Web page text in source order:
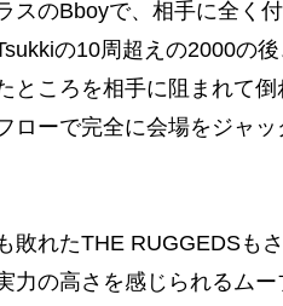
スのBboyで、相手に全く
の10周超えの2000の
ところを相手に阻まれて
ローで完全に会場をジャ
敗れたTHE RUGGEDSも
力の高さを感じられるム